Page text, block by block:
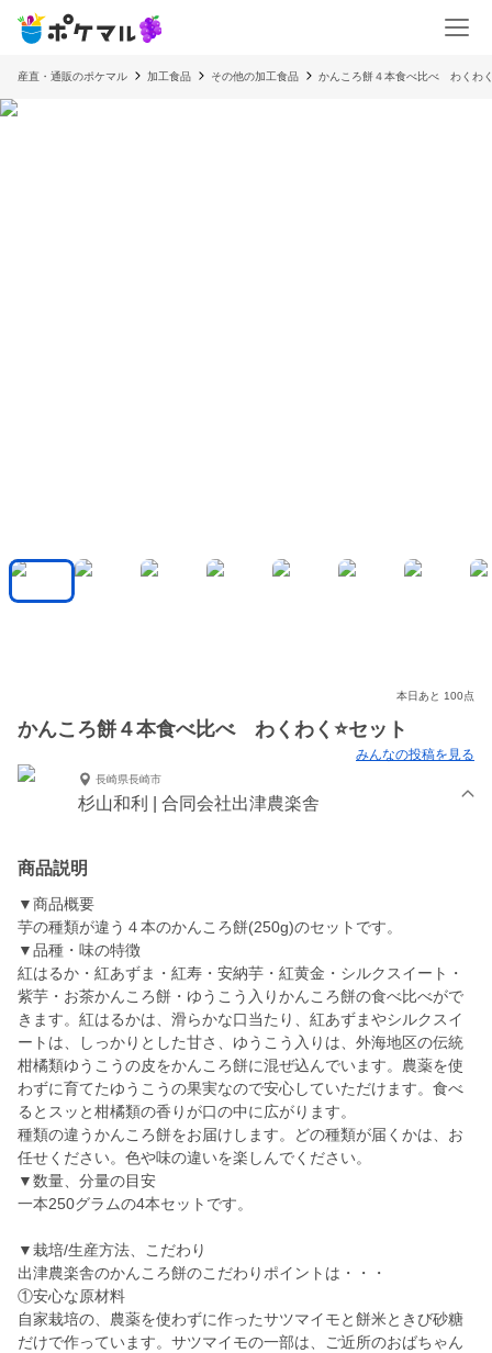
産直・通販のポケマル 加工食品 その他の加工食品 かんころ餅４本食べ比べ わくわ
本日あと 100点
かんころ餅４本食べ比べ わくわく⭐️セット
みんなの投稿を見る
長崎県長崎市
杉山和利 | 合同会社出津農楽舎
商品説明
▼商品概要
芋の種類が違う４本のかんころ餅(250g)のセットです。
▼品種・味の特徴
紅はるか・紅あずま・紅寿・安納芋・紅黄金・シルクスイート・
紫芋・お茶かんころ餅・ゆうこう入りかんころ餅の食べ比べがで
きます。紅はるかは、滑らかな口当たり、紅あずまやシルクスイ
ートは、しっかりとした甘さ、ゆうこう入りは、外海地区の伝統
柑橘類ゆうこうの皮をかんころ餅に混ぜ込んでいます。農薬を使
わずに育てたゆうこうの果実なので安心していただけます。食べ
るとスッと柑橘類の香りが口の中に広がります。
種類の違うかんころ餅をお届けします。どの種類が届くかは、お
任せください。色や味の違いを楽しんでください。
▼数量、分量の目安
一本250グラムの4本セットです。
▼栽培/生産方法、こだわり
出津農楽舎のかんころ餅のこだわりポイントは・・・
①安心な原材料
自家栽培の、農薬を使わずに作ったサツマイモと餅米ときび砂糖
だけで作っています。サツマイモの一部は、ご近所のおばちゃん